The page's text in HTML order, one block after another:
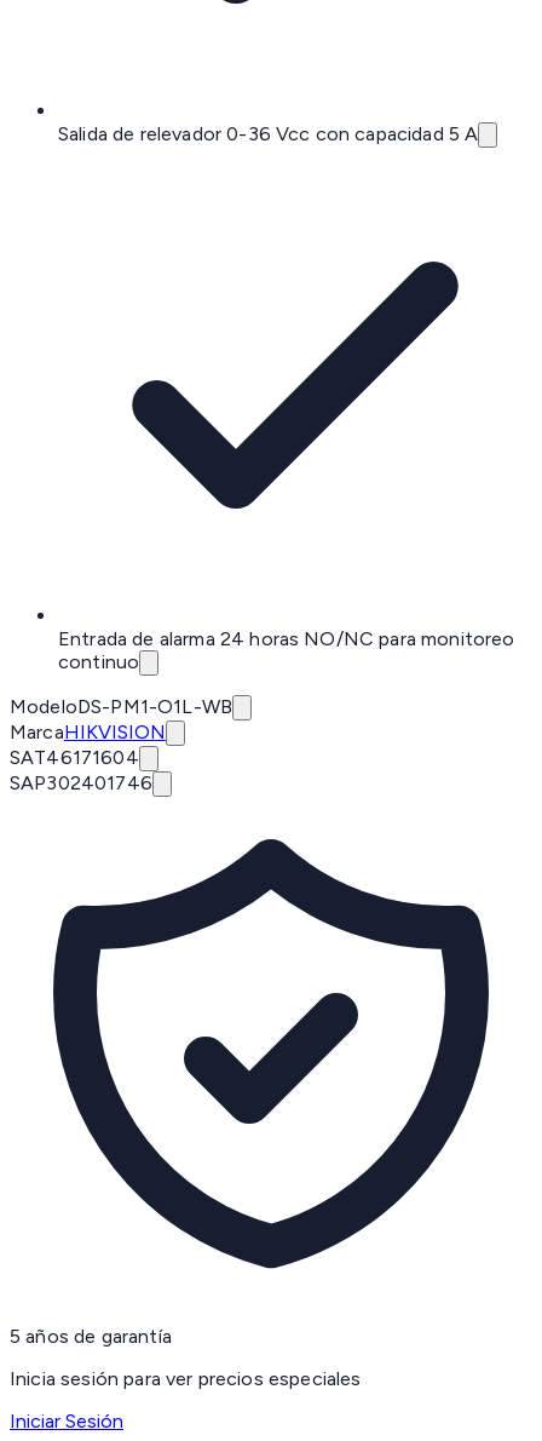
Salida de relevador 0-36 Vcc con capacidad 5 A
Entrada de alarma 24 horas NO/NC para monitoreo
continuo
ModeloDS-PM1-O1L-WB
MarcaHIKVISION
SAT46171604
SAP302401746
5 años de garantía
Inicia sesión para ver precios especiales
Iniciar Sesión